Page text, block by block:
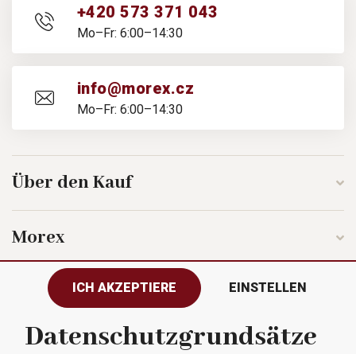
+420 573 371 043
Mo–Fr: 6:00–14:30
info@morex.cz
Mo–Fr: 6:00–14:30
Über den Kauf
Morex
Folgen Sie uns
ICH AKZEPTIERE EINSTELLEN
Datenschutzgrundsätze